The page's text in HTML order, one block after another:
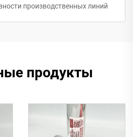
производственных линий
продукты